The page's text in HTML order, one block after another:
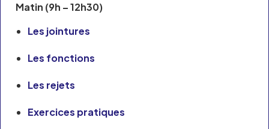
Matin (9h – 12h30)
Les jointures
Les fonctions
Les rejets
Exercices pratiques